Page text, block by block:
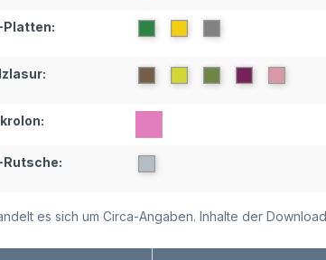
Platten:
Rutsche:
es sich um Circa-Angaben. Inhalte der